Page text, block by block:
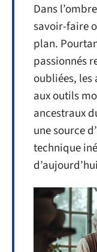
Dans
savoir-faire
plan.
passionnés
oubliées,
aux outils
ancestraux
une source
technique